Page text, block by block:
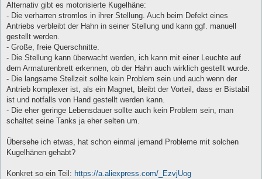
Alternativ gibt es motorisierte Kugelhäne:
- Die verharren stromlos in ihrer Stellung. Auch beim Defekt eines
Antriebs verbleibt der Hahn in seiner Stellung und kann ggf. manuell
gestellt werden.
- Große, freie Querschnitte.
- Die Stellung kann überwacht werden, ich kann mit einer Leuchte auf
dem Armaturenbrett erkennen, ob der Hahn auch wirklich gestellt wurde.
- Die langsame Stellzeit sollte kein Problem sein und auch wenn der
Antrieb komplexer ist, als ein Magnet, bleibt der Vorteil, dass er Bistabil
ist und notfalls von Hand gestellt werden kann.
- Die eher geringe Lebensdauer sollte auch kein Problem sein, man
schaltet seine Tanks ja eher selten um.
Übersehe ich etwas, hat schon einmal jemand Probleme mit solchen
Kugelhänen gehabt?
Konkret so ein Teil: https://a.aliexpress.com/_EzvjUog